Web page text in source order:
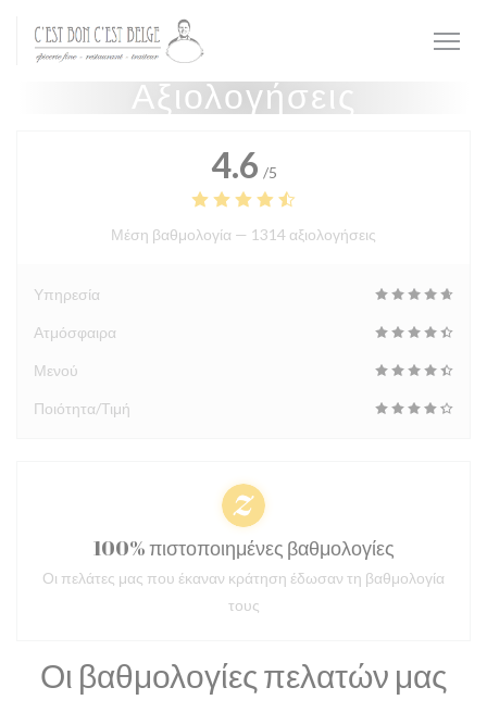
Πίνακας διαχείρισης "Μπισκότων" (Cookies)
Αξιολογήσεις
Οι βαθμολογίες πελατών μας
4.6 /5
Μέση βαθμολογία — 1314 αξιολογήσεις
Υπηρεσία
Ατμόσφαιρα
Μενού
Ποιότητα/Τιμή
100% πιστοποιημένες βαθμολογίες
Οι πελάτες μας που έκαναν κράτηση έδωσαν τη βαθμολογία
τους